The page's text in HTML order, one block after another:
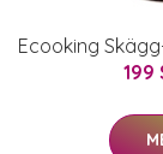
Ecooking
199